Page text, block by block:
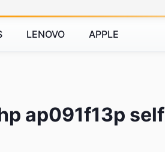
LENOVO APPLE
ap091f13p self